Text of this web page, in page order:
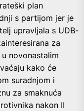
plan
s partijom jer je
upravljala s UDB-
za
novonastalim
kako će
suradnjom i
za smaknuća
nakon II